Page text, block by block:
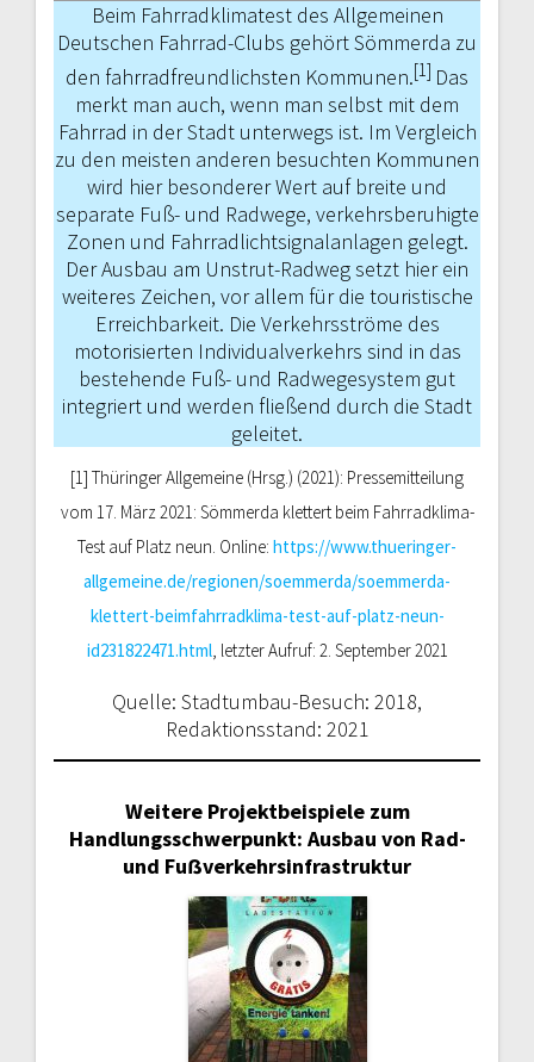
Beim Fahrradklimatest des Allgemeinen
Deutschen Fahrrad-Clubs gehört Sömmerda zu
den fahrradfreundlichs­ten Kommunen.[1] Das
merkt man auch, wenn man selbst mit dem
Fahrrad in der Stadt unterwegs ist. Im Vergleich
zu den meisten anderen besuchten Kommunen
wird hier besonderer Wert auf breite und
separate Fuß- und Radwege, verkehrsberuhigte
Zonen und Fahrradlicht­signalanlagen gelegt.
Der Ausbau am Unstrut-Radweg setzt hier ein
weiteres Zeichen, vor allem für die touristische
Erreichbarkeit. Die Verkehrsströme des
motorisierten Individualverkehrs sind in das
bestehende Fuß- und Radwegesys­tem gut
integriert und werden fließend durch die Stadt
geleitet.
[1] Thüringer Allgemeine (Hrsg.) (2021): Pressemitteilung
vom 17. März 2021: Sömmerda klettert beim Fahrradklima-
Test auf Platz neun. Online: https://www.thueringer-
allgemeine.de/regionen/soemmerda/soemmerda-
klettert-beimfahrradklima-test-auf-platz-neun-
id231822471.html, letzter Aufruf: 2. September 2021
Quelle: Stadtumbau-Besuch: 2018,
Redaktionsstand: 2021
Weitere Projektbeispiele zum
Handlungsschwerpunkt: Ausbau von Rad-
und Fuẞverkehrsinfrastruktur